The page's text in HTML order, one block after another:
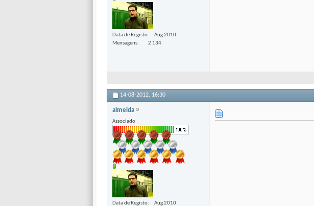
Data de Registo
Aug 2010
Mensagens
2 134
14-08-2012, 16:30
almeida
Associado
Data de Registo Aug 2010